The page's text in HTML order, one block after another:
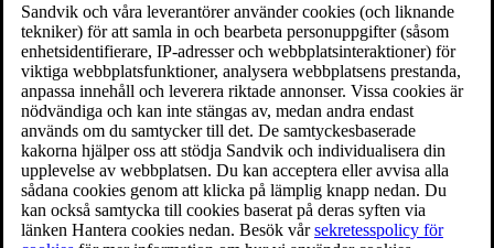
Sandvik och våra leverantörer använder cookies (och liknande
tekniker) för att samla in och bearbeta personuppgifter (såsom
enhetsidentifierare, IP-adresser och webbplatsinteraktioner) för
viktiga webbplatsfunktioner, analysera webbplatsens prestanda,
anpassa innehåll och leverera riktade annonser. Vissa cookies är
nödvändiga och kan inte stängas av, medan andra endast
används om du samtycker till det. De samtyckesbaserade
kakorna hjälper oss att stödja Sandvik och individualisera din
upplevelse av webbplatsen. Du kan acceptera eller avvisa alla
sådana cookies genom att klicka på lämplig knapp nedan. Du
kan också samtycka till cookies baserat på deras syften via
länken Hantera cookies nedan. Besök vårsekretesspolicy för